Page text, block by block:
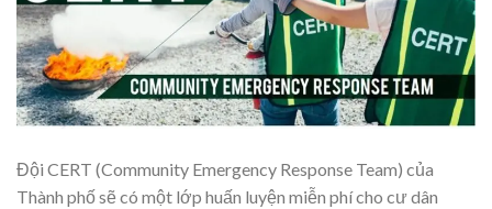
Đội CERT (Community Emergency Response Team) của
Thành phố sẽ có một lớp huấn luyện miễn phí cho cư dân